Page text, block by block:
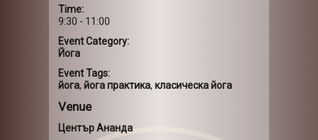
Time:
9:30 - 11:00
Event Category:
Йога
Event Tags:
йога, йога практика, класическа йога
Venue
Център Ананда